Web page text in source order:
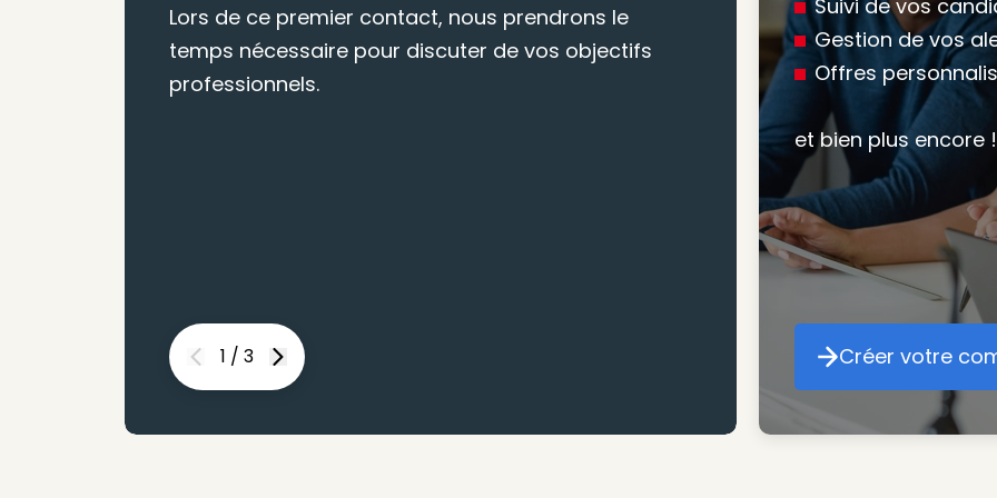
Lors de ce premier contact, nous prendrons le
temps nécessaire pour discuter de vos objectifs
professionnels.
Nous vous
votre recherche,
mesure pour
atteindre vos
1 / 3
Next
Suivi de vos
Gestion de vos
Offres
et bien plus encore !
Créer votre